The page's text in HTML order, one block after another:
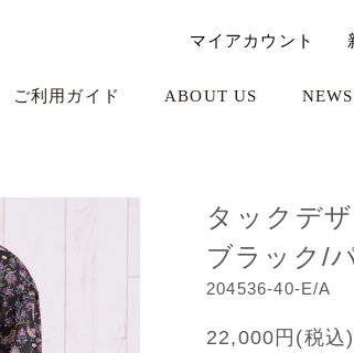
ご利用ガイド ABOUT US NEWS
マイアカウント
タックデ
ブラック/
204536-40-E/A
22,000円(税込)